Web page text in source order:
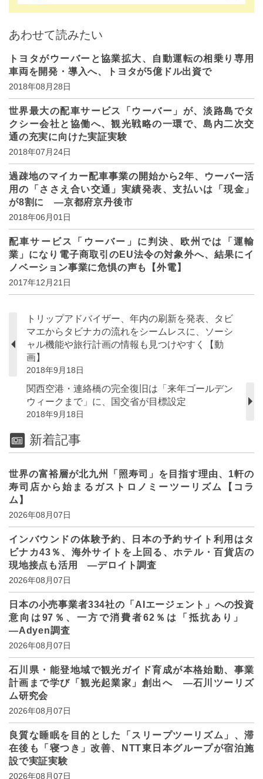
あわせて読みたい
トヨタがウーバーと協業拡大、自動運転の相乗り専用
車両を開発・導入へ、トヨタが5億ドル出資で
2018年08月28日
世界最大の配車サービス「ウーバー」が、淡路島でタ
クシー会社と協働へ、観光戦略の一環で、島内二次交
通の充実に向けた実証実験
2018年07月24日
過疎地のマイカー配車事業の開始から2年、ウーバー活
用の「ささえ合い交通」実績発表、支払いは「現金」
が8割に ―京都府京丹後市
2018年06月01日
配車サービス「ウーバー」に判決、欧州では「運輸
業」になり電子商取引のEU法令の対象外へ、結果にイ
ノベーション事業に危惧の声も【外電】
2017年12月21日
トリップアドバイザー、年内の刷新を発表、タビ
マエからタビナカの流れをシームレスに、ソーシ
ャル機能や旅行計画の情報も見つけやすく【動
画】
2018年9月18日
関西空港・連絡橋の完全復旧は「来年ゴールデン
ウィークまで」に、国交省が目標設定
2018年9月18日
新着記事
世界の富裕層が北九州「照寿司」を目指す理由、1軒の
寿司店から始まるガストロノミーツーリズム【コラ
ム】
2026年08月07日
インバウンドの体験予約、日本の予約サイト利用はタ
ビナカ43％、海外サイトを上回る、ホテル・百貨店の
現地接点も活用 ―デロイト調査
2026年08月07日
日本の小売事業者334社の「AIエージェント」への投資
意向は97％、一方で消費者62％は「抵抗あり」
―Adyen調査
2026年08月07日
石川県・能登地域で観光ガイド育成が本格始動、事業
計画まで学び「観光起業家」創出へ ―石川ツーリズ
ム研究会
2026年08月07日
良質な睡眠を目的とした「スリープツーリズム」、滞
在後も「寝つき」改善、NTT東日本グループが宿泊施
設で実証実験
2026年08月07日